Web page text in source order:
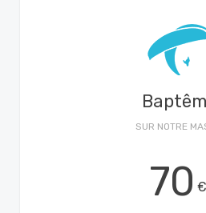
SUR NOTRE
70 €